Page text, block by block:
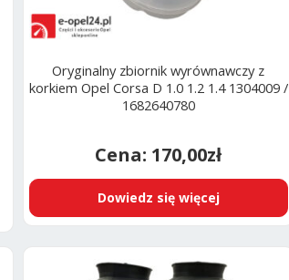
Oryginalny zbiornik wyrównawczy z
korkiem Opel Corsa D 1.0 1.2 1.4 1304009 /
1682640780
170,00zł
Dowiedz się więcej